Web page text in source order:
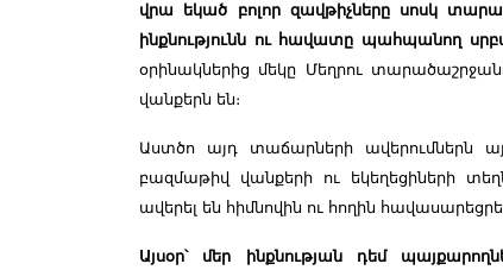
վրա եկած բոլոր զավթիչները սոսկ
ինքնությունն ու հավատը պահպանող
օրինակներից մեկը Մեղրու
վանքերն են։
Աստծո այդ տաճարների ավերումներն
բազմաթիվ վանքերի ու եկեղեցիների
ավերել են հիմնովին ու հողին
Այսօր՝ մեր ինքնության դեմ